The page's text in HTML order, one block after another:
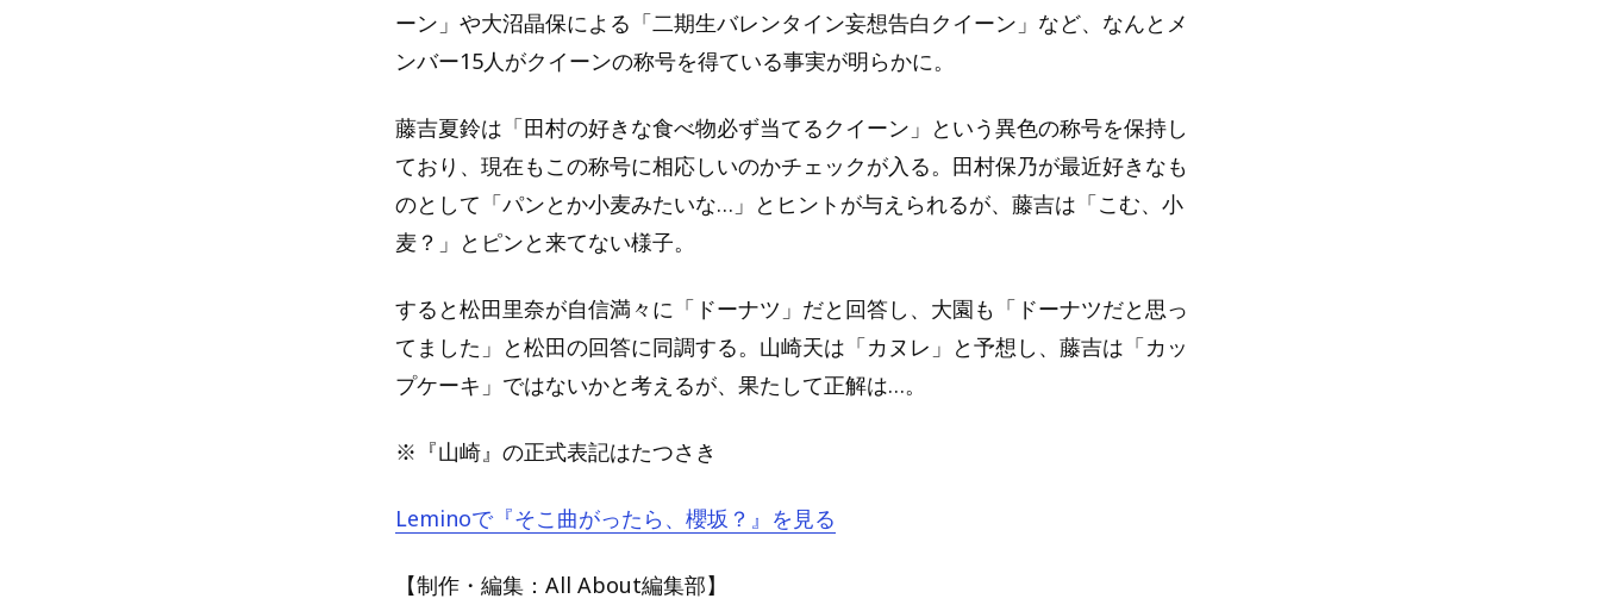
ーン」や大沼晶保による「二期生バレンタイン妄想告白クイーン」など、なんとメ
ンバー15人がクイーンの称号を得ている事実が明らかに。
藤吉夏鈴は「田村の好きな食べ物必ず当てるクイーン」という異色の称号を保持し
ており、現在もこの称号に相応しいのかチェックが入る。田村保乃が最近好きなも
のとして「パンとか小麦みたいな…」とヒントが与えられるが、藤吉は「こむ、小
麦？」とピンと来てない様子。
すると松田里奈が自信満々に「ドーナツ」だと回答し、大園も「ドーナツだと思っ
てました」と松田の回答に同調する。山崎天は「カヌレ」と予想し、藤吉は「カッ
プケーキ」ではないかと考えるが、果たして正解は…。
※『山崎』の正式表記はたつさき
Leminoで『そこ曲がったら、櫻坂？』を見る
【制作・編集：All About編集部】